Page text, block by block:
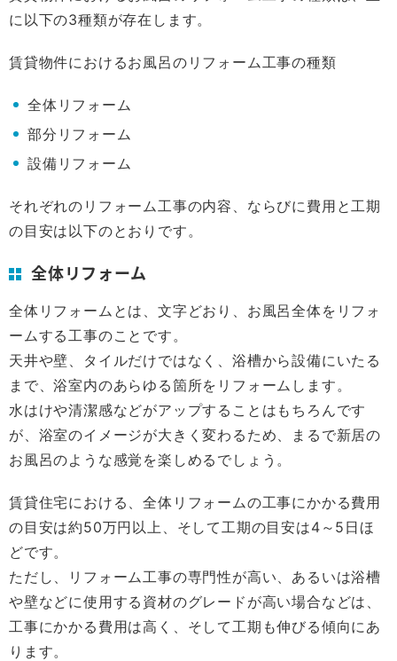
に以下の3種類が存在します。
賃貸物件におけるお風呂のリフォーム工事の種類
全体リフォーム
部分リフォーム
設備リフォーム
それぞれのリフォーム工事の内容、ならびに費用と工期
の目安は以下のとおりです。
全体リフォーム
全体リフォームとは、文字どおり、お風呂全体をリフォ
ームする工事のことです。
天井や壁、タイルだけではなく、浴槽から設備にいたる
まで、浴室内のあらゆる箇所をリフォームします。
水はけや清潔感などがアップすることはもちろんです
が、浴室のイメージが大きく変わるため、まるで新居の
お風呂のような感覚を楽しめるでしょう。
賃貸住宅における、全体リフォームの工事にかかる費用
の目安は約50万円以上、そして工期の目安は4～5日ほ
どです。
ただし、リフォーム工事の専門性が高い、あるいは浴槽
や壁などに使用する資材のグレードが高い場合などは、
工事にかかる費用は高く、そして工期も伸びる傾向にあ
ります。